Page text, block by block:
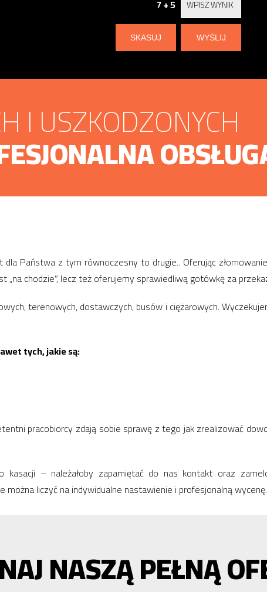
7 + 5
I USZKODZONYCH
Państwa z tym równoczesny to drugie.. Oferując
„na chodzie”, lecz też oferujemy sprawiedliwą gotówkę za
terenowych, dostawczych, busów i ciężarowych.
tych, jakie są:
pracobiorcy zdają sobie sprawę z tego jak zrealizować
– należałoby zapamiętać do nas kontakt oraz
liczyć na indywidualne nastawienie i profesjonalną wycenę.
NASZĄ PEŁNĄ